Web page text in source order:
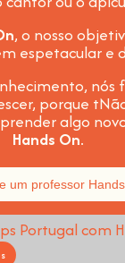
, o nosso
espetacular e
nós
porque t
algo
Hands On.
um professor